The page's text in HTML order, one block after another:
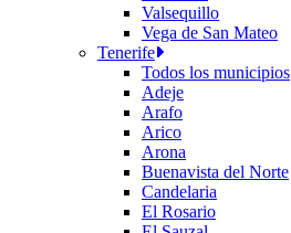
Valsequillo
Vega de San Mateo
Tenerife
Todos los municipios
Adeje
Arafo
Arico
Arona
Buenavista del Norte
Candelaria
El Rosario